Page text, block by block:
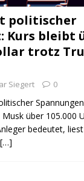
politischer
Kurs bleibt
trotz
Siegert 0
Spannungen
über 105.000
bedeutet,
[…]